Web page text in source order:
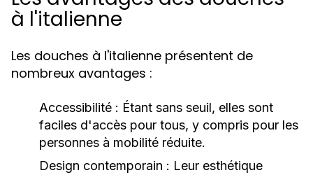
à l'italienne
Les douches à l'italienne présentent de
nombreux avantages :
Accessibilité : Étant sans seuil, elles sont
faciles d'accès pour tous, y compris pour les
personnes à mobilité réduite.
Design contemporain : Leur esthétique